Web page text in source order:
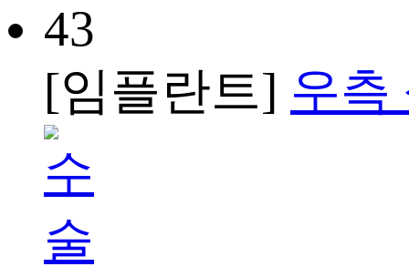
43
[임플란트] 우측